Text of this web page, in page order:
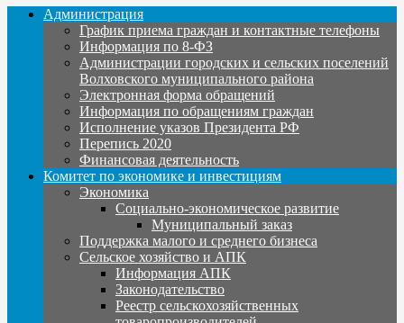
Администрация
График приема граждан и контактные телефоны
Информация по 8-ФЗ
Администрации городских и сельских поселений
Волховского муниципального района
Электронная форма обращений
Информация по обращениям граждан
Исполнение указов Президента РФ
Перепись 2020
Финансовая деятельность
Комитет по экономике и инвестициям
Экономика
Социально-экономическое развитие
Муниципальный заказ
Поддержка малого и среднего бизнеса
Сельское хозяйство и АПК
Информация АПК
Законодательство
Реестр сельскохозяйственных